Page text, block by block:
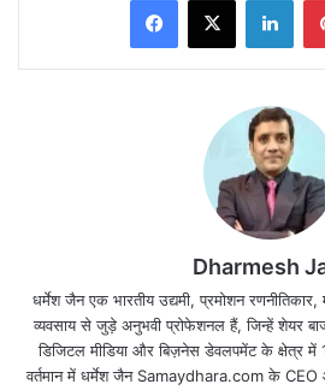
मेष – चू, चे, चो, ला, ली, लू, ले, लो,
Dharmesh
धर्मेश जैन एक भारतीय उद्यमी, प्रमोशन रणनीतिकार,
व्यवसाय से जुड़े अनुभवी प्रोफेशनल हैं, जिन्हें शेयर
डिजिटल मीडिया और बिज़नेस डेवलपमेंट के क्षेत्र में
वर्तमान में धर्मेश जैन Samaydhara.com के